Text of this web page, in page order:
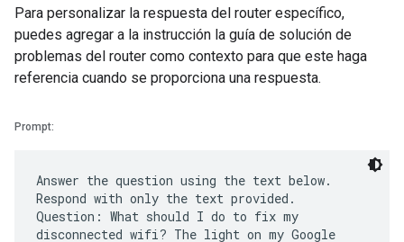
Para personalizar la respuesta del router específico,
puedes agregar a la instrucción la guía de solución de
problemas del router como contexto para que este haga
referencia cuando se proporciona una respuesta.
Prompt:
Answer the question using the text below.
Respond with only the text provided.
Question: What should I do to fix my
disconnected wifi? The light on my Google